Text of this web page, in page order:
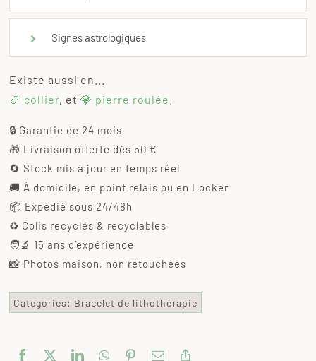
Signes astrologiques
Existe aussi en...
📿 collier, et💎 pierre roulée
🔒 Garantie de 24 mois
🎁 Livraison offerte dès 50 €
🔄 Stock mis à jour en temps réel
🚚 À domicile, en point relais ou en Locker
📦 Expédié sous 24/48h
♻️ Colis recyclés & recyclables
🧑‍🔬 15 ans d’expérience
📸 Photos maison, non retouchées
Categories: Bracelet de lithothérapie